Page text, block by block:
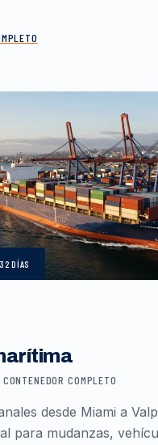
DÍAS
COMPLETO
desde Miami a
para mudanzas,